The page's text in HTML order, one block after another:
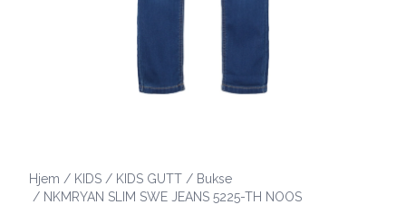
Hjem / KIDS / KIDS GUTT / Bukse
/ NKMRYAN SLIM SWE JEANS 5225-TH NOOS